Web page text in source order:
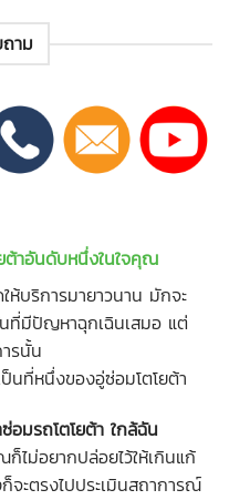
าม
ต้าอันดับหนึ่งในใจคุณ
ห้บริการมายาวนาน มักจะ
ที่มีปัญหาฉุกเฉินเสมอ แต่
รนั้น
ป็นที่หนึ่งของอู่ซ่อมโตโยต้า
อมรถโตโยต้า ใกล้ฉัน
ไม่อยากปล่อยไว้ให้เกินแก้
จะตรงไปประเมินสถาการณ์